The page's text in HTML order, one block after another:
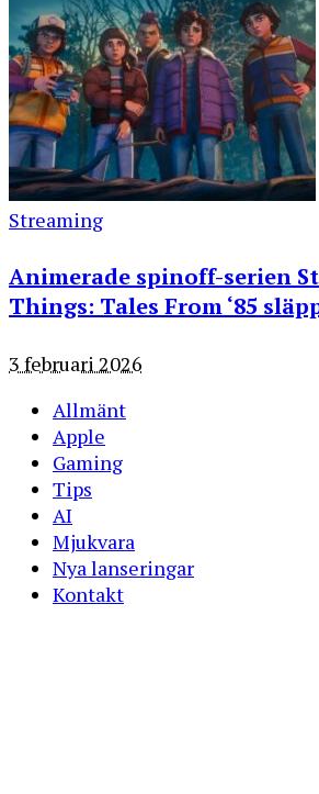
Streaming
Animerade spinoff-serien
Things: Tales From ‘85
3 februari 2026
Allmänt
Apple
Gaming
Tips
AI
Mjukvara
Nya lanseringar
Kontakt